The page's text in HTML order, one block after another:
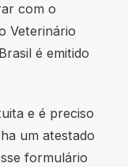
com o
Veterinário
é emitido
e é preciso
um atestado
formulário